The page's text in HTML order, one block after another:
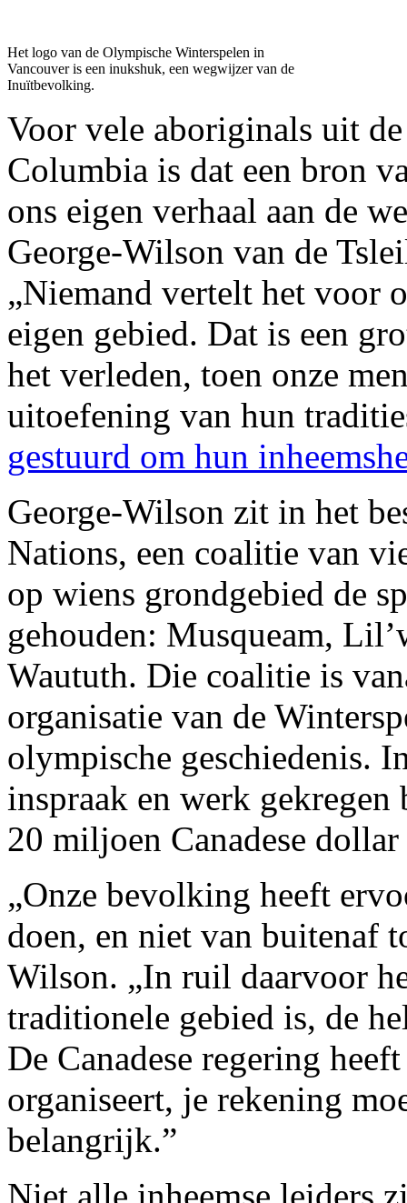
Het logo van de Olympische Winterspelen in
Vancouver is een inukshuk, een wegwijzer van de
Inuïtbevolking.
Voor vele aboriginals uit
Columbia is dat een bron
ons eigen verhaal aan de
George-Wilson van de
„Niemand vertelt het voor
eigen gebied. Dat is een
het verleden, toen onze
uitoefening van hun
gestuurd om hun
George-Wilson zit in het
Nations, een coalitie van
op wiens grondgebied de
gehouden: Musqueam,
Waututh. Die coalitie is
organisatie van de
olympische geschiedenis.
inspraak en werk
20 miljoen Canadese
„Onze bevolking heeft
doen, en niet van buitenaf
Wilson. „In ruil daarvoor
traditionele gebied is, de
De Canadese regering
organiseert, je rekening
belangrijk.”